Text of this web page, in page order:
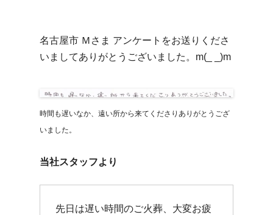
名古屋市 Ｍさま アンケートをお送りくださ
いましてありがとうございました。m(_ _)m
時間も遅いなか、遠い所から来てくださりありがとうござ
いました。
当社スタッフより
先日は遅い時間のご火葬、大変お疲